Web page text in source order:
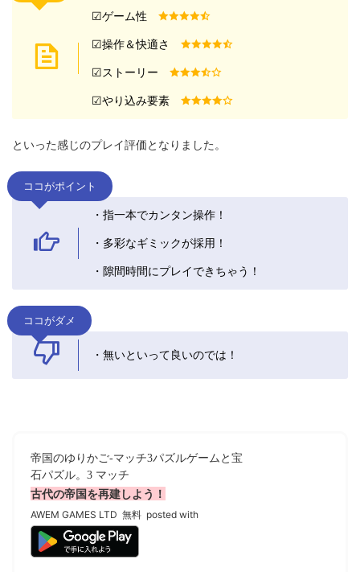
☑︎ゲーム性
☑︎操作＆快適さ
☑︎ストーリー
☑︎やり込み要素
といった感じのプレイ評価となりました。
ココがポイント
・指一本でカンタン操作！
・多彩なギミックが採用！
・隙間時間にプレイできちゃう！
ココがダメ
・無いといって良いのでは！
帝国のゆりかご-マッチ3パズルゲームと宝
石パズル。3 マッチ
古代の帝国を再建しよう！
AWEM GAMES LTD 無料 posted with